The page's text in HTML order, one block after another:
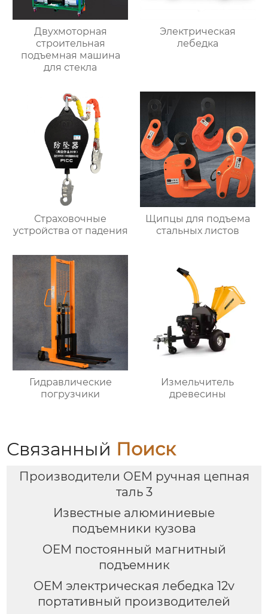
Двухмоторная
строительная
подъемная машина
для стекла
Электрическая
лебедка
Страховочные
устройства от падения
Щипцы для подъема
стальных листов
Гидравлические
погрузчики
Измельчитель
древесины
Связанный Поиск
Производители OEM ручная цепная
таль 3
Известные алюминиевые
подъемники кузова
OEM постоянный магнитный
подъемник
OEM электрическая лебедка 12v
портативный производителей